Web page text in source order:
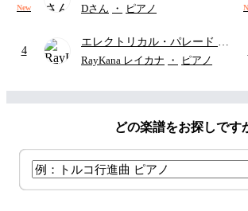
New
イフ
(難易度：★★★★★/坂
Dさん ・ ピアノ
4
エレクトリカル・パレード
ディズニー
RayKana レイカナ ・ ピアノ
どの楽譜をお探しです